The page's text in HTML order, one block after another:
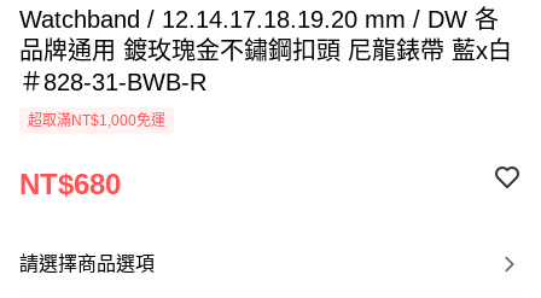
Watchband / 12.14.17.18.19.20 mm / DW 各
品牌通用 鍍玫瑰金不鏽鋼扣頭 尼龍錶帶 藍x白
＃828-31-BWB-R
超取滿NT$1,000免運
NT$680
請選擇商品選項